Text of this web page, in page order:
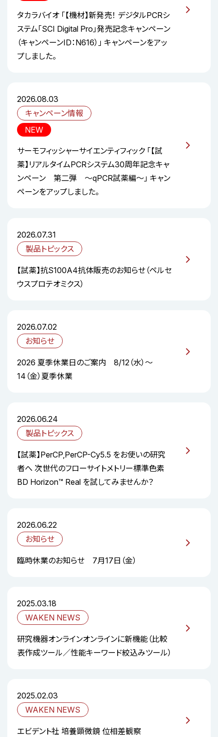
タカラバイオ 「【機材】新発売！ デジタルPCRシ
ステム「SCI Digital Pro」発売記念キャンペーン
（キャンペーンID：N616）」 キャンペーンをアッ
プしました。
2026.08.03
キャンペーン情報
NEW
サーモフィッシャーサイエンティフィック 「【試
薬】リアルタイムPCRシステム30周年記念キャ
ンペーン 第二弾 ～qPCR試薬編～」 キャン
ペーンをアップしました。
2026.07.31
製品トピックス
【試薬】抗S100A4抗体販売のお知らせ（ペルセ
ウスプロテオミクス）
2026.07.02
お知らせ
2026 夏季休業日のご案内 8/12（水）～
14（金）夏季休業
2026.06.24
製品トピックス
【試薬】PerCP,PerCP-Cy5.5 をお使いの研究
者へ 次世代のフローサイトメトリー標準色素
BD Horizon™ Real を試してみませんか？
2026.06.22
お知らせ
臨時休業のお知らせ 7月17日（金）
2025.03.18
WAKEN NEWS
研究機器オンラインオンラインに新機能（比較
表作成ツール／性能キーワード絞込みツール）
2025.02.03
WAKEN NEWS
エビデント社 培養顕微鏡 位相差観察